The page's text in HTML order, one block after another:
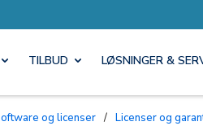
TILBUD LØSNINGER &
Software og licenser / Licenser og